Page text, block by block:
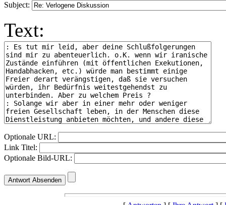
Subject:
Text:
Optionale URL:
Link Titel:
Optionale Bild-URL: